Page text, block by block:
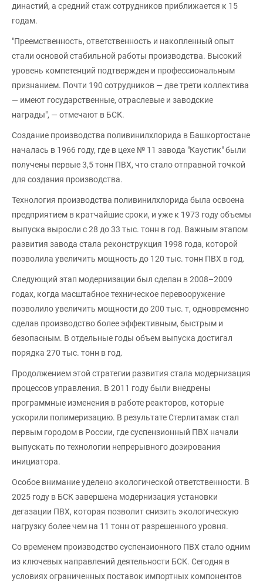
династий, а средний стаж сотрудников приближается к 15
годам.
"Преемственность, ответственность и накопленный опыт
стали основой стабильной работы производства. Высокий
уровень компетенций подтвержден и профессиональным
признанием. Почти 190 сотрудников — две трети коллектива
— имеют государственные, отраслевые и заводские
награды", — отмечают в БСК.
Создание производства поливинилхлорида в Башкортостане
началась в 1966 году, где в цехе № 11 завода "Каустик" были
получены первые 3,5 тонн ПВХ, что стало отправной точкой
для создания производства.
Технология производства поливинилхлорида была освоена
предприятием в кратчайшие сроки, и уже к 1973 году объемы
выпуска выросли с 28 до 33 тыс. тонн в год. Важным этапом
развития завода стала реконструкция 1998 года, которой
позволила увеличить мощность до 120 тыс. тонн ПВХ в год.
Следующий этап модернизации был сделан в 2008–2009
годах, когда масштабное техническое перевооружение
позволило увеличить мощности до 200 тыс. т, одновременно
сделав производство более эффективным, быстрым и
безопасным. В отдельные годы объем выпуска достигал
порядка 270 тыс. тонн в год.
Продолжением этой стратегии развития стала модернизация
процессов управления. В 2011 году были внедрены
программные изменения в работе реакторов, которые
ускорили полимеризацию. В результате Стерлитамак стал
первым городом в России, где суспензионный ПВХ начали
выпускать по технологии непрерывного дозирования
инициатора.
Особое внимание уделено экологической ответственности. В
2025 году в БСК завершена модернизация установки
дегазации ПВХ, которая позволит снизить экологическую
нагрузку более чем на 11 тонн от разрешенного уровня.
Со временем производство суспензионного ПВХ стало одним
из ключевых направлений деятельности БСК. Сегодня в
условиях ограниченных поставок импортных компонентов